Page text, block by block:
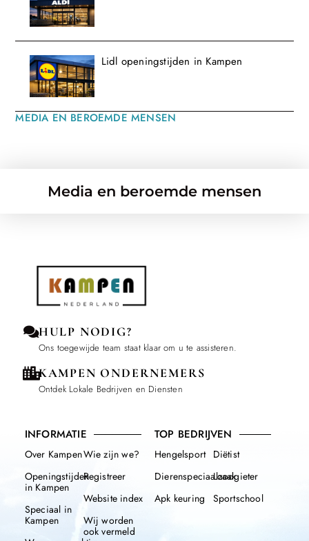
Lidl openingstijden in Kampen
MEDIA EN BEROEMDE MENSEN
Media en beroemde mensen
HULP NODIG?
Ons toegewijde team staat klaar om u te assisteren.
KAMPEN ONDERNEMERS
Ontdek Lokale Bedrijven en Diensten
INFORMATIE
Over Kampen
Openingstijden
in Kampen
Speciaal in
Kampen
Wie zijn we?
Registreer
Website index
Wij worden
ook vermeld
TOP BEDRIJVEN
Hengelsport
Dierenspeciaalzaak
Apk keuring
Diëtist
Loodgieter
Sportschool